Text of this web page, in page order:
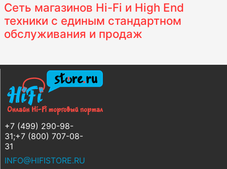
Сеть магазинов Hi-Fi и High End
техники с единым стандартном
обслуживания и продаж
+7 (499) 290-98-
31;+7 (800) 707-08-
31
INFO@HIFISTORE.RU